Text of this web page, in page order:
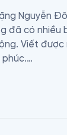
Nguyễn
đã có
Viết
len lỏi
Trong